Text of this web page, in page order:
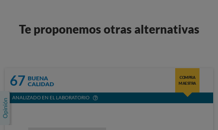
Te proponemos otras alternativas
67 BUENA
CALIDAD
COMPRA
MAESTRA
ANALIZADO EN EL LABORATORIO